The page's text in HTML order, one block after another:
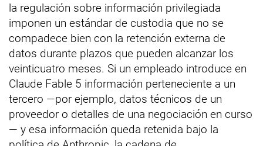
la regulación sobre información privilegiada
imponen un estándar de custodia que no se
compadece bien con la retención externa de
datos durante plazos que pueden alcanzar los
veinticuatro meses. Si un empleado introduce en
Claude Fable 5 información perteneciente a un
tercero —por ejemplo, datos técnicos de un
proveedor o detalles de una negociación en curso
— y esa información queda retenida bajo la